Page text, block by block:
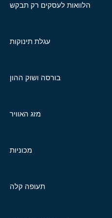
הלוואות לעסקים רק תבקש
עגלת תינוקות
בורסה ושוק ההון
מזג האוויר
מכוניות
תעופה קלה